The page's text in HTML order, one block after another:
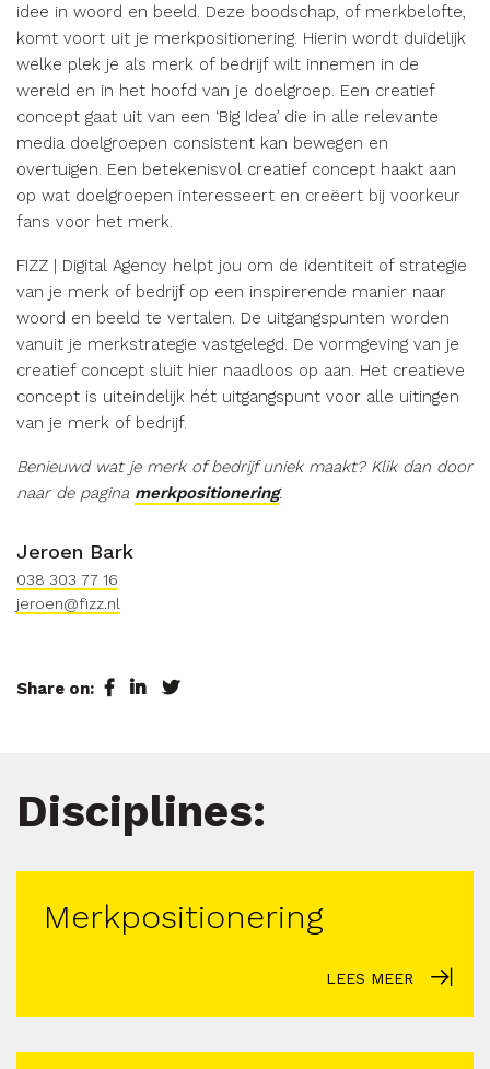
idee in woord en beeld. Deze boodschap, of merkbelofte,
komt voort uit je merkpositionering. Hierin wordt duidelijk
welke plek je als merk of bedrijf wilt innemen in de
wereld en in het hoofd van je doelgroep. Een creatief
concept gaat uit van een ‘Big Idea’ die in alle relevante
media doelgroepen consistent kan bewegen en
overtuigen. Een betekenisvol creatief concept haakt aan
op wat doelgroepen interesseert en creëert bij voorkeur
fans voor het merk.
FIZZ | Digital Agency helpt jou om de identiteit of strategie
van je merk of bedrijf op een inspirerende manier naar
woord en beeld te vertalen. De uitgangspunten worden
vanuit je merkstrategie vastgelegd. De vormgeving van je
creatief concept sluit hier naadloos op aan. Het creatieve
concept is uiteindelijk hét uitgangspunt voor alle uitingen
van je merk of bedrijf.
Benieuwd wat je merk of bedrijf uniek maakt? Klik dan door
naar de pagina merkpositionering.
Jeroen Bark
038 303 77 16
jeroen@fizz.nl
Share on:
Disciplines:
Merkpositionering
LEES MEER